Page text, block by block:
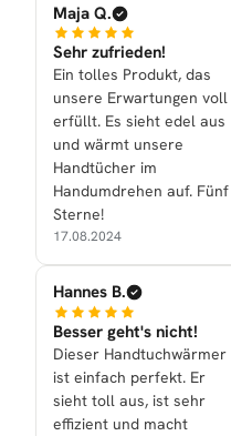
Maja Q.
Sehr zufrieden!
Ein tolles Produkt, das
unsere Erwartungen voll
erfüllt. Es sieht edel aus
und wärmt unsere
Handtücher im
Handumdrehen auf. Fünf
Sterne!
17.08.2024
Hannes B.
Besser geht's nicht!
Dieser Handtuchwärmer
ist einfach perfekt. Er
sieht toll aus, ist sehr
effizient und macht